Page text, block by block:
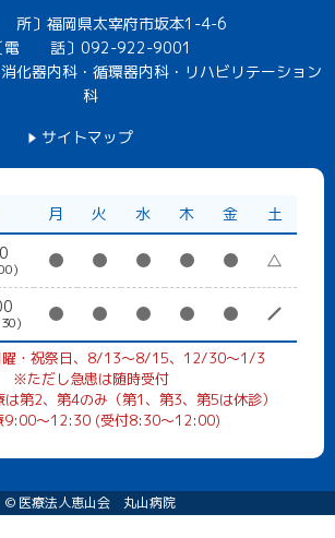
〕福岡県太宰府市坂本1-4-6
電 話〕 092-922-9001
化器内科・循環器内科・リハビリテーション
科
サイトマップ
月 火 水 木 金
土
・祝祭日、8/13～8/15、12/30～1/3
※ただし急患は随時受付
第2、第4のみ（第1、第3、第5は休診）
〜12:30 (受付8:30〜12:00)
© 医療法人恵山会 丸山病院